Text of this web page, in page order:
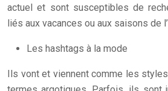
actuel et sont susceptibles de
liés aux vacances ou aux saisons de
Les hashtags à la mode
Ils vont et viennent comme les